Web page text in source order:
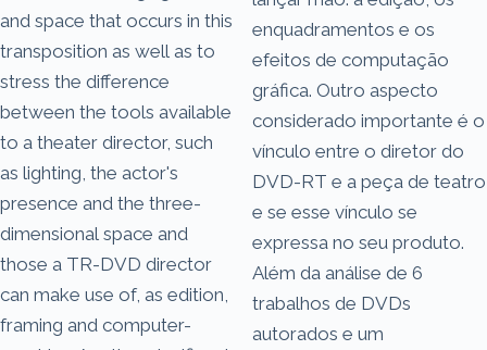
and space that occurs in this
transposition as well as to
stress the difference
between the tools available
to a theater director, such
as lighting, the actor's
presence and the three-
dimensional space and
those a TR-DVD director
can make use of, as edition,
framing and computer-
enquadramentos e os
efeitos de computação
gráfica. Outro aspecto
considerado importante é o
vínculo entre o diretor do
DVD-RT e a peça de teatro
e se esse vínculo se
expressa no seu produto.
Além da análise de 6
trabalhos de DVDs
autorados e um